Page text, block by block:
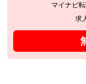
マイナビ
求